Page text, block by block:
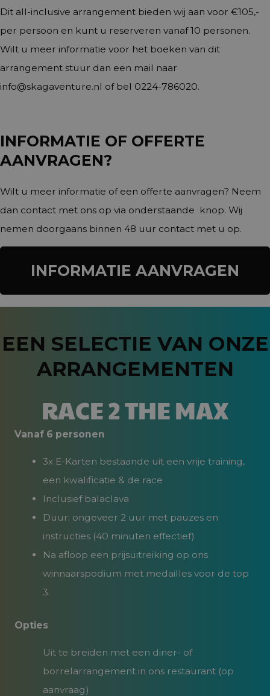
Dit all-inclusive arrangement bieden wij aan voor €105,-
per persoon en kunt u reserveren vanaf 10 personen.
Wilt u meer informatie voor het boeken van dit
arrangement stuur dan een mail naar
info@skagaventure.nl of bel 0224-786020.
INFORMATIE OF OFFERTE
AANVRAGEN?
Wilt u meer informatie of een offerte aanvragen? Neem
dan contact met ons op via onderstaande knop. Wij
nemen doorgaans binnen 48 uur contact met u op.
INFORMATIE AANVRAGEN
EEN SELECTIE VAN ONZE
ARRANGEMENTEN
RACE 2 THE MAX
Vanaf 6 personen
3x E-Karten bestaande uit een vrije training,
een kwalificatie & de race
Inclusief balaclava
Duur: ongeveer 2 uur met pauzes en
instructies (40 minuten effectief)
Na afloop een prijsuitreiking op ons
winnaarspodium met medailles voor de top
3.
Opties
Uit te breiden met een diner- of
borrelarrangement in ons restaurant (op
aanvraag)